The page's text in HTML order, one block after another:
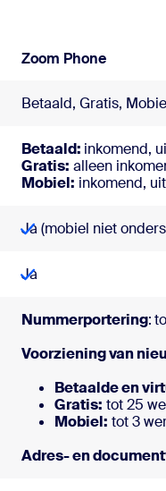
Zoom Phone
Betaald, Gratis,
Betaald: inkomend,
Gratis: alleen
Mobiel: inkomend,
Ja (mobiel niet
Ja
Nummerportering:
Betaalde en
Gratis: tot 25
Mobiel:
Adres- en